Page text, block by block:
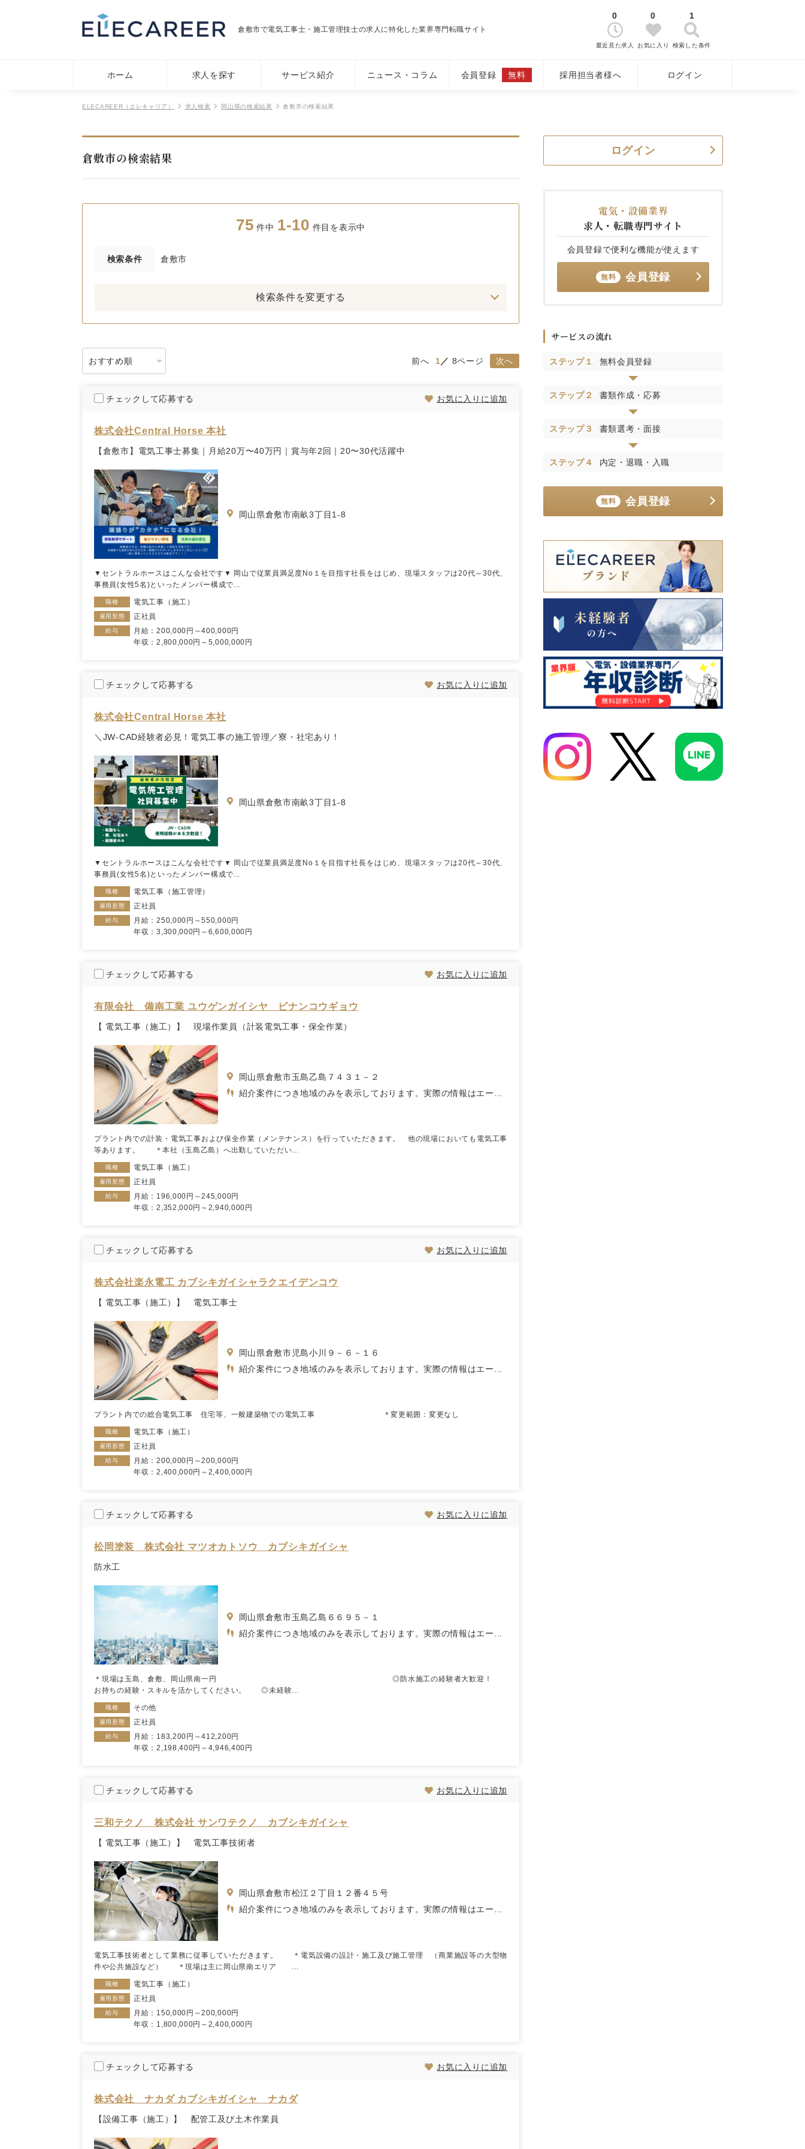
倉敷市で電気工事士・施工管理技士の求人に特化した業界専門転職サイト
0
最近見た求人
0
お気に入り
1
検索した条件
ホーム 求人を探す サービス紹介 ニュース・コラム 会員登録 無料 採用担当者様へ ログイン
ELECAREER（エレキャリア） 求人検索 岡山県の検索結果 倉敷市の検索結果
倉敷市の検索結果
75 件中 1-10 件目を表示中
検索条件 倉敷市
検索条件を変更する
前へ 1 8ページ 次へ
チェックして応募する お気に入りに追加
株式会社Central Horse 本社
【倉敷市】電気工事士募集｜月給20万〜40万円｜賞与年2回｜20〜30代活躍中
岡山県倉敷市南畝3丁目1-8
▼セントラルホースはこんな会社です▼ 岡山で従業員満足度No１を目指す社長をはじめ、現場スタッフは20代～30代、
事務員(女性5名)といったメンバー構成で...
職種 電気工事（施工）
雇用形態 正社員
給与
月給：200,000円～400,000円
年収：2,800,000円～5,000,000円
チェックして応募する お気に入りに追加
株式会社Central Horse 本社
＼JW-CAD経験者必見！電気工事の施工管理／寮・社宅あり！
岡山県倉敷市南畝3丁目1-8
▼セントラルホースはこんな会社です▼ 岡山で従業員満足度No１を目指す社長をはじめ、現場スタッフは20代～30代、
事務員(女性5名)といったメンバー構成で...
職種 電気工事（施工管理）
雇用形態 正社員
給与
月給：250,000円～550,000円
年収：3,300,000円～6,600,000円
チェックして応募する お気に入りに追加
有限会社 備南工業 ユウゲンガイシヤ ビナンコウギョウ
【 電気工事（施工）】 現場作業員（計装電気工事・保全作業）
岡山県倉敷市玉島乙島７４３１－２
紹介案件につき地域のみを表示しております。実際の情報はエー...
プラント内での計装・電気工事および保全作業（メンテナンス）を行っていただきます。 他の現場においても電気工事
等あります。 ＊本社（玉島乙島）へ出勤していただい...
職種 電気工事（施工）
雇用形態 正社員
給与
月給：196,000円～245,000円
年収：2,352,000円～2,940,000円
チェックして応募する お気に入りに追加
株式会社楽永電工 カブシキガイシャラクエイデンコウ
【 電気工事（施工）】 電気工事士
岡山県倉敷市児島小川９－６－１６
紹介案件につき地域のみを表示しております。実際の情報はエー...
プラント内での総合電気工事 住宅等、一般建築物での電気工事 ＊変更範囲：変更なし
職種 電気工事（施工）
雇用形態 正社員
給与
月給：200,000円～200,000円
年収：2,400,000円～2,400,000円
チェックして応募する お気に入りに追加
松岡塗装 株式会社 マツオカトソウ カブシキガイシャ
防水工
岡山県倉敷市玉島乙島６６９５－１
紹介案件につき地域のみを表示しております。実際の情報はエー...
＊現場は玉島、倉敷、岡山県南一円 ◎防水施工の経験者大歓迎！
お持ちの経験・スキルを活かしてください。 ◎未経験...
職種 その他
雇用形態 正社員
給与
月給：183,200円～412,200円
年収：2,198,400円～4,946,400円
チェックして応募する お気に入りに追加
三和テクノ 株式会社 サンワテクノ カブシキガイシャ
【 電気工事（施工）】 電気工事技術者
岡山県倉敷市松江２丁目１２番４５号
紹介案件につき地域のみを表示しております。実際の情報はエー...
電気工事技術者として業務に従事していただきます。 ＊電気設備の設計・施工及び施工管理 （商業施設等の大型物
件や公共施設など） ＊現場は主に岡山県南エリア ...
職種 電気工事（施工）
雇用形態 正社員
給与
月給：150,000円～200,000円
年収：1,800,000円～2,400,000円
チェックして応募する お気に入りに追加
株式会社 ナカダ カブシキガイシャ ナカダ
【設備工事（施工）】 配管工及び土木作業員
ログイン
電気・設備業界
求人・転職専門サイト
会員登録で便利な機能が使えます
無料 会員登録
サービスの流れ
ステップ１ 無料会員登録
ステップ２ 書類作成・応募
ステップ３ 書類選考・面接
ステップ４ 内定・退職・入職
無料 会員登録